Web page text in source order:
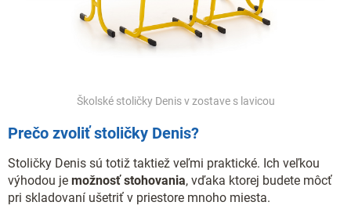
Školské stoličky Denis v zostave s lavicou
Prečo zvoliť stoličky Denis?
Stoličky Denis sú totiž taktiež veľmi praktické. Ich veľkou
výhodou je možnosť stohovania, vďaka ktorej budete môcť
pri skladovaní ušetriť v priestore mnoho miesta.